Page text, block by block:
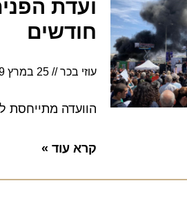
חודשים
עוזי בכר 25 במרץ 2019
הוועדה מתייחסת
קרא עוד »